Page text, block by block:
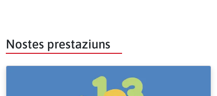
Nostes prestaziuns